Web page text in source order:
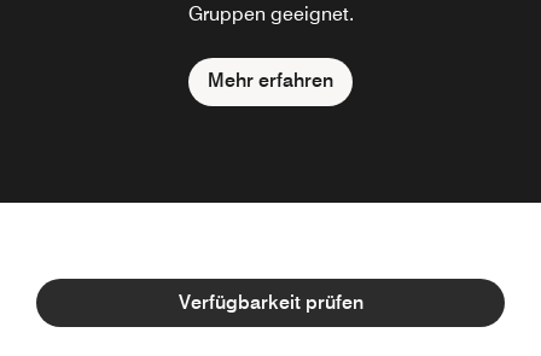
Verfügbarkeit prüfen
Gruppen geeignet.
Mehr erfahren
The Luxury Collection Concierge